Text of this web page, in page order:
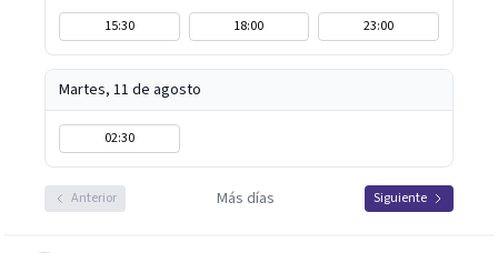
15:30 18:00 23:00
Martes, 11 de agosto
02:30
Anterior Más días Siguiente